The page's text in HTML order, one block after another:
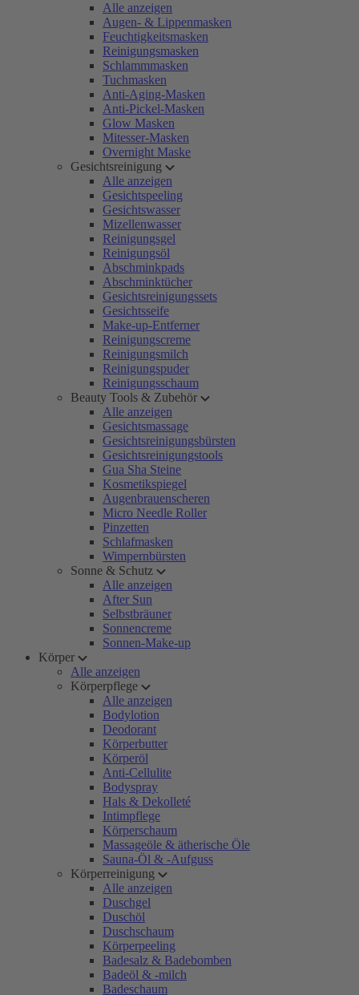
Alle anzeigen
Augen- & Lippenmasken
Feuchtigkeitsmasken
Reinigungsmasken
Schlammmasken
Tuchmasken
Anti-Aging-Masken
Anti-Pickel-Masken
Glow Masken
Mitesser-Masken
Overnight Maske
Gesichtsreinigung
Alle anzeigen
Gesichtspeeling
Gesichtswasser
Mizellenwasser
Reinigungsgel
Reinigungsöl
Abschminkpads
Abschminktücher
Gesichtsreinigungssets
Gesichtsseife
Make-up-Entferner
Reinigungscreme
Reinigungsmilch
Reinigungspuder
Reinigungsschaum
Beauty Tools & Zubehör
Alle anzeigen
Gesichtsmassage
Gesichtsreinigungsbürsten
Gesichtsreinigungstools
Gua Sha Steine
Kosmetikspiegel
Augenbrauenscheren
Micro Needle Roller
Pinzetten
Schlafmasken
Wimpernbürsten
Sonne & Schutz
Alle anzeigen
After Sun
Selbstbräuner
Sonnencreme
Sonnen-Make-up
Körper
Alle anzeigen
Körperpflege
Alle anzeigen
Bodylotion
Deodorant
Körperbutter
Körperöl
Anti-Cellulite
Bodyspray
Hals & Dekolleté
Intimpflege
Körperschaum
Massageöle & ätherische Öle
Sauna-Öl & -Aufguss
Körperreinigung
Alle anzeigen
Duschgel
Duschöl
Duschschaum
Körperpeeling
Badesalz & Badebomben
Badeöl & -milch
Badeschaum